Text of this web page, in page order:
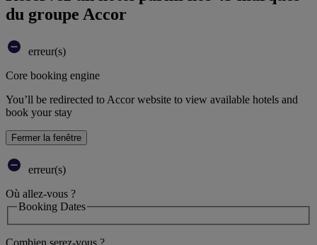
du groupe Accor
erreur(s)
Core booking engine
You’ll be redirected to Accor website to view available hotels and
book your stay
Fermer la fenêtre
erreur(s)
Où allez-vous ?
Booking Dates